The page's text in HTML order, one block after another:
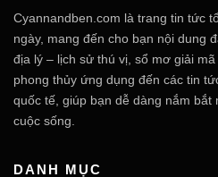
Cyannandben.com là trang tin tức
ngày, mang đến cho bạn nội dung
địa lý – lịch sử thú vị, sổ mơ giải
phong thủy ứng dụng đến các tin
quốc tế, giúp bạn dễ dàng nắm bắt
cuộc sống.
DANH MỤC